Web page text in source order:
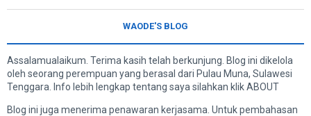
WAODE'S BLOG
Assalamualaikum. Terima kasih telah berkunjung. Blog ini dikelola
oleh seorang perempuan yang berasal dari Pulau Muna, Sulawesi
Tenggara. Info lebih lengkap tentang saya silahkan klik ABOUT
Blog ini juga menerima penawaran kerjasama. Untuk pembahasan